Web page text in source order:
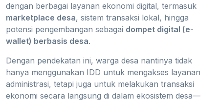
dengan berbagai layanan ekonomi digital, termasuk
marketplace desa, sistem transaksi lokal, hingga
potensi pengembangan sebagai dompet digital (e-
wallet) berbasis desa.
Dengan pendekatan ini, warga desa nantinya tidak
hanya menggunakan IDD untuk mengakses layanan
administrasi, tetapi juga untuk melakukan transaksi
ekonomi secara langsung di dalam ekosistem desa—